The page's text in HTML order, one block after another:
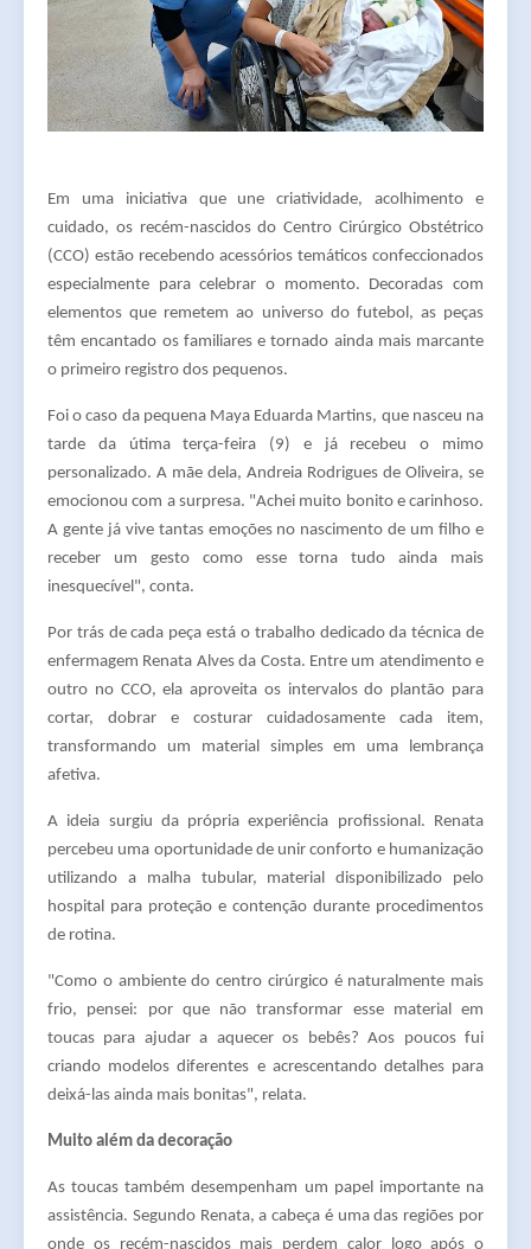
Em uma iniciativa que une criatividade, acolhimento e
cuidado, os recém-nascidos do Centro Cirúrgico Obstétrico
(CCO) estão recebendo acessórios temáticos confeccionados
especialmente para celebrar o momento. Decoradas com
elementos que remetem ao universo do futebol, as peças
têm encantado os familiares e tornado ainda mais marcante
o primeiro registro dos pequenos.
Foi o caso da pequena Maya Eduarda Martins, que nasceu na
tarde da útima terça-feira (9) e já recebeu o mimo
personalizado. A mãe dela, Andreia Rodrigues de Oliveira, se
emocionou com a surpresa. "Achei muito bonito e carinhoso.
A gente já vive tantas emoções no nascimento de um filho e
receber um gesto como esse torna tudo ainda mais
inesquecível", conta.
Por trás de cada peça está o trabalho dedicado da técnica de
enfermagem Renata Alves da Costa. Entre um atendimento e
outro no CCO, ela aproveita os intervalos do plantão para
cortar, dobrar e costurar cuidadosamente cada item,
transformando um material simples em uma lembrança
afetiva.
A ideia surgiu da própria experiência profissional. Renata
percebeu uma oportunidade de unir conforto e humanização
utilizando a malha tubular, material disponibilizado pelo
hospital para proteção e contenção durante procedimentos
de rotina.
"Como o ambiente do centro cirúrgico é naturalmente mais
frio, pensei: por que não transformar esse material em
toucas para ajudar a aquecer os bebês? Aos poucos fui
criando modelos diferentes e acrescentando detalhes para
deixá-las ainda mais bonitas", relata.
Muito além da decoração
As toucas também desempenham um papel importante na
assistência. Segundo Renata, a cabeça é uma das regiões por
onde os recém-nascidos mais perdem calor logo após o